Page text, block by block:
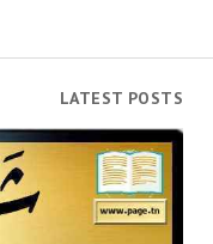
LATEST POSTS